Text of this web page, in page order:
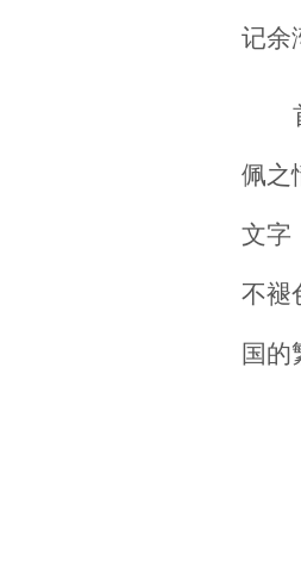
记余
佩之
文字
不褪
国的